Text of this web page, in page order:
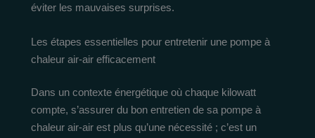
éviter les mauvaises surprises.
Les étapes essentielles pour entretenir une pompe à
chaleur air-air efficacement
Dans un contexte énergétique où chaque kilowatt
compte, s’assurer du bon entretien de sa pompe à
chaleur air-air est plus qu’une nécessité ; c’est un